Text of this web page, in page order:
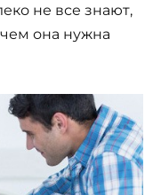
не все знают,
она нужна